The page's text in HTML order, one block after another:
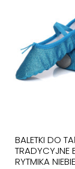
BALETKI DO
TRADYCYJNE
RYTMIKA